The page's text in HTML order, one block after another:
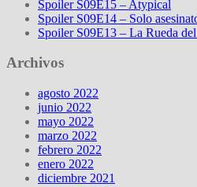
Spoiler S09E15 – Atypical
Spoiler S09E14 – Solo
Spoiler S09E13 – La Rueda
Archivos
agosto 2022
junio 2022
mayo 2022
marzo 2022
febrero 2022
enero 2022
diciembre 2021